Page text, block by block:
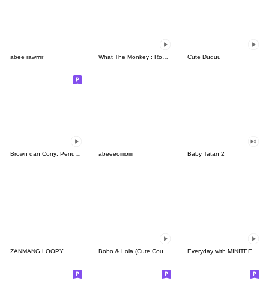
abee rawrrrr Cute Duduu
Brown dan Cony: Penuh Kasih abeeeoiiiioiiii Baby Tatan 2
ZANMANG LOOPY